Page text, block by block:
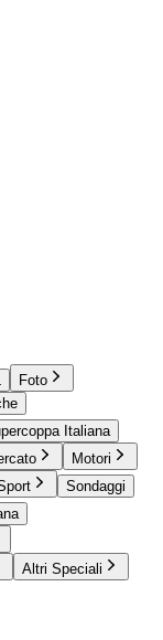
Foto
Italiana
Motori
Sondaggi
Altri Speciali